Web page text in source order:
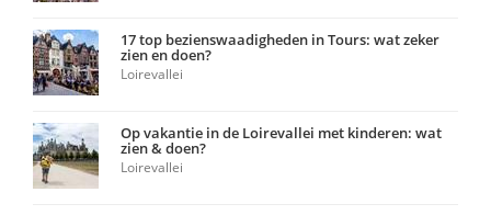
17 top bezienswaadigheden in Tours: wat zeker
zien en doen?
Loirevallei
Op vakantie in de Loirevallei met kinderen: wat
zien & doen?
Loirevallei